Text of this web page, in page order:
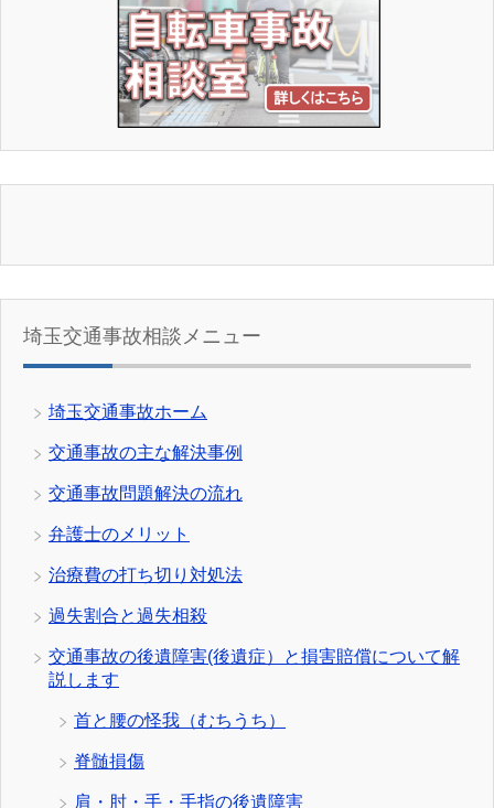
埼玉交通事故相談メニュー
埼玉交通事故ホーム
交通事故の主な解決事例
交通事故問題解決の流れ
弁護士のメリット
治療費の打ち切り対処法
過失割合と過失相殺
交通事故の後遺障害(後遺症）と損害賠償について解
説します
首と腰の怪我（むちうち）
脊髄損傷
肩・肘・手・手指の後遺障害